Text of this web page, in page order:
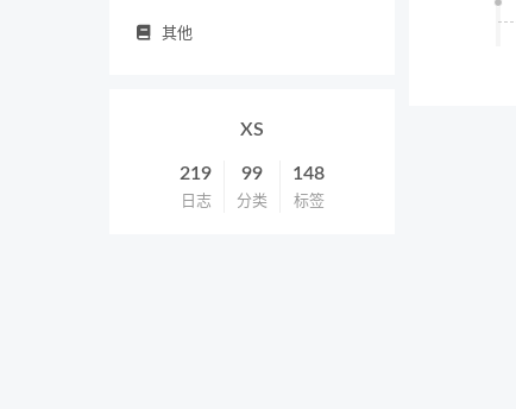
其他
XS
219
日志
99
分类
148
标签